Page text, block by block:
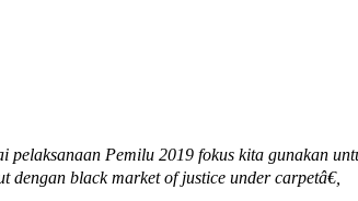
pelaksanaan Pemilu 2019 fokus kita gunakan
black market of justice under carpetâ€,